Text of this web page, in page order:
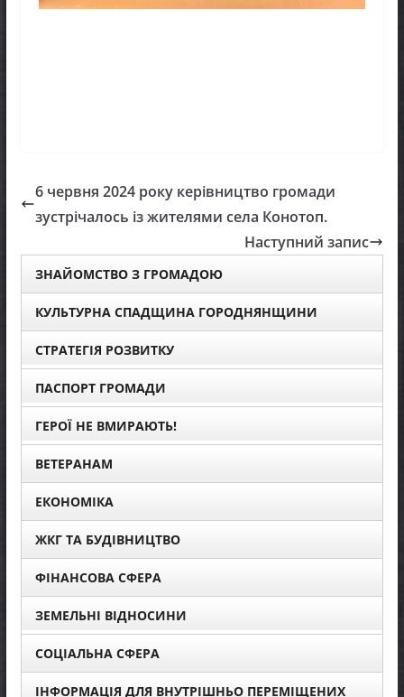
6 червня 2024 року керівництво громади
зустрічалось із жителями села Конотоп.
Наступний запис
ЗНАЙОМСТВО З ГРОМАДОЮ
КУЛЬТУРНА СПАДЩИНА ГОРОДНЯНЩИНИ
СТРАТЕГІЯ РОЗВИТКУ
ПАСПОРТ ГРОМАДИ
ГЕРОЇ НЕ ВМИРАЮТЬ!
ВЕТЕРАНАМ
ЕКОНОМІКА
ЖКГ ТА БУДІВНИЦТВО
ФІНАНСОВА СФЕРА
ЗЕМЕЛЬНІ ВІДНОСИНИ
СОЦІАЛЬНА СФЕРА
ІНФОРМАЦІЯ ДЛЯ ВНУТРІШНЬО ПЕРЕМІЩЕНИХ